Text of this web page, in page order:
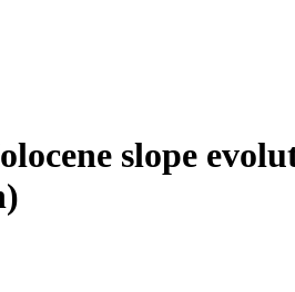
slope